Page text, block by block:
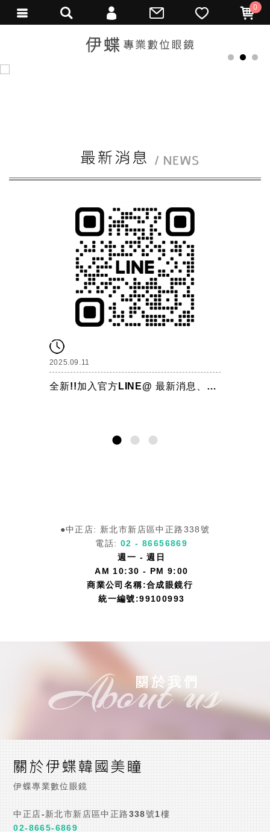
1 2
2025.09.11
全新!!加入官方LINE@ 最新消息、訂購諮詢都不錯過!!
1 2
●中正店: 新北市新店區中正路338號
電話: 02 - 86656869
週一 - 週日
AM 10:30 - PM 9:00
商業公司名稱:合成眼鏡行
統一編號:99100993
伊蝶專業數位眼鏡
中正店-新北市新店區中正路338號1樓
02-8665-6869
0
會員登入
繁體中文